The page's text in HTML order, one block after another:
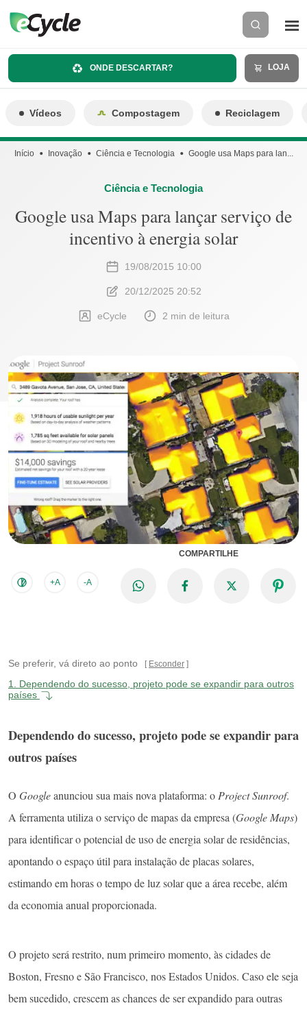
ONDE DESCARTAR? LOJA
Vídeos Compostagem Reciclagem
Início Inovação Ciência e Tecnologia Google usa Maps para lan...
Ciência e Tecnologia
Google usa Maps para lançar serviço de
incentivo à energia solar
19/08/2015 10:00
20/12/2025 20:52
eCycle 2 min de leitura
+A -A
COMPARTILHE
Se preferir, vá direto ao ponto Esconder
1. Dependendo do sucesso, projeto pode se expandir para outros
países
Dependendo do sucesso, projeto pode se expandir para
outros países
O Googleanunciou sua mais nova plataforma: oProject Sunroof.
A ferramenta utiliza o serviço de mapas da empresa (Google Maps)
para identificar o potencial de uso de energia solar de residências,
apontando o espaço útil para instalação de placas solares,
estimando em horas o tempo de luz solar que a área recebe, além
da economia anual proporcionada.
O projeto será restrito, num primeiro momento, às cidades de
Boston, Fresno e São Francisco, nos Estados Unidos. Caso ele seja
bem sucedido, crescem as chances de ser expandido para outras